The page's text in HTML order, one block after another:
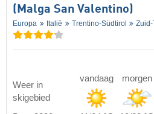
(Malga San Valentino)
Europa Italië Trentino-Südtirol
Weer in
skigebied
vandaag morgen